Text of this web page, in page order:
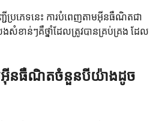
ជីប្រភេទនេះ ការបំពេញតាមអ៊ីនធឺណិតជា
សំខាន់ៗគឺថ្នាំដែលត្រូវបានគ្រប់គ្រង ដែល
មអ៊ីនធឺណិតចំនួនបីយ៉ាងដូច